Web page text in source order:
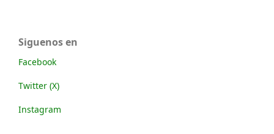
Siguenos en
Facebook
Twitter (X)
Instagram